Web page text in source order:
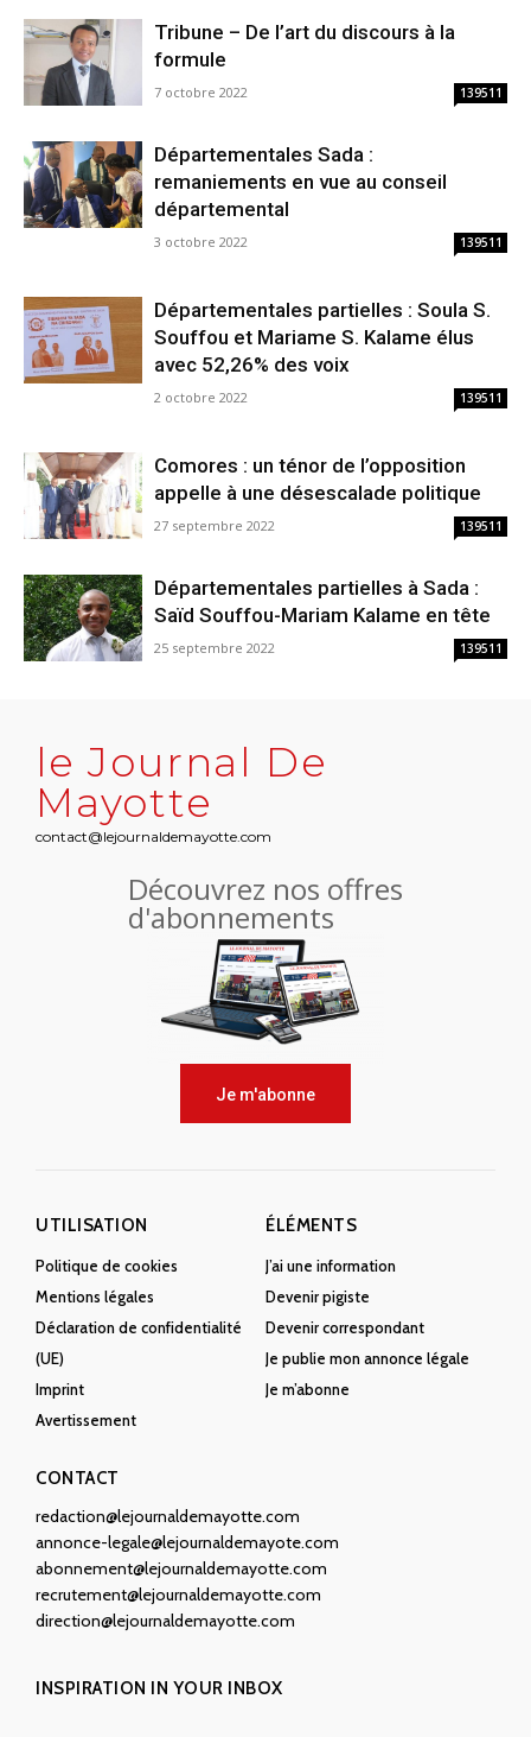
Tribune – De l’art du discours à la
formule
7 octobre 2022 139511
Départementales Sada :
remaniements en vue au conseil
départemental
3 octobre 2022 139511
Départementales partielles : Soula S.
Souffou et Mariame S. Kalame élus
avec 52,26% des voix
2 octobre 2022 139511
Comores : un ténor de l’opposition
appelle à une désescalade politique
27 septembre 2022 139511
Départementales partielles à Sada :
Saïd Souffou-Mariam Kalame en tête
25 septembre 2022 139511
le Journal De
Mayotte
contact@lejournaldemayotte.com
Découvrez nos offres
d'abonnements
Je m'abonne
UTILISATION
Politique de cookies
Mentions légales
Déclaration de confidentialité
(UE)
Imprint
Avertissement
ÉLÉMENTS
J’ai une information
Devenir pigiste
Devenir correspondant
Je publie mon annonce légale
Je m’abonne
CONTACT
redaction@lejournaldemayotte.com
annonce-legale@lejournaldemayote.com
abonnement@lejournaldemayotte.com
recrutement@lejournaldemayotte.com
direction@lejournaldemayotte.com
INSPIRATION IN YOUR INBOX